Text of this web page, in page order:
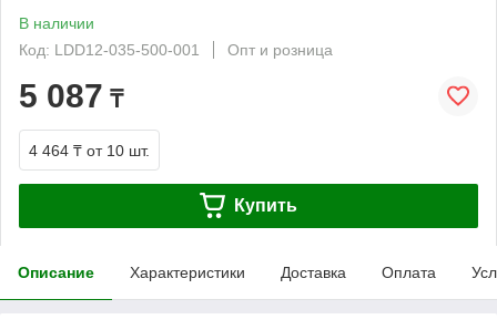
В наличии
Код: LDD12-035-500-001
Опт и розница
5 087 ₸
4 464 ₸ от 10 шт.
Купить
Описание Характеристики Доставка Оплата